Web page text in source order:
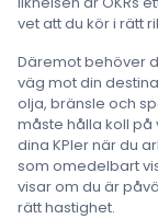
vet att du kör i rätt
Däremot behöver
väg mot din
olja, bränsle och
måste hålla koll på
dina KPIer när du
som omedelbart
visar om du är
rätt hastighet.